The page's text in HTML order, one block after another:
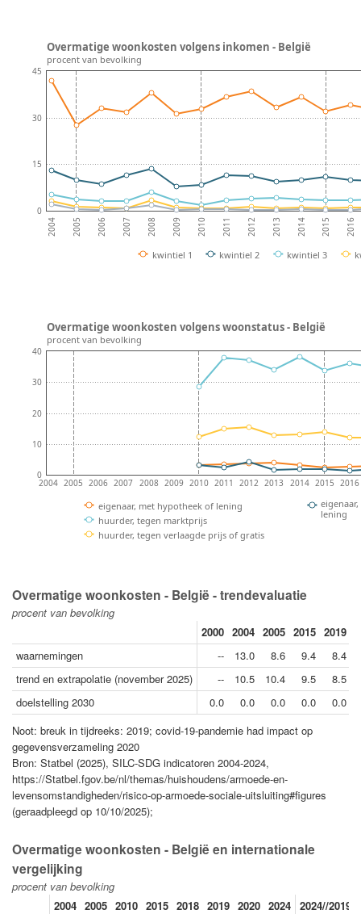
2004 2005 2006 2007 2008 2009 2010 2011 2012 2013 2014 2015 2016
0
15
30
45
kwintiel 1 kwintiel 2 kwintiel 3
Overmatige woonkosten volgens inkomen - België
procent van bevolking
2004 2005 2006 2007 2008 2009 2010 2011 2012 2013 2014 2015 2016
0
10
20
30
40
eigenaar, met hypotheek of lening
lening
huurder, tegen marktprijs
huurder, tegen verlaagde prijs of gratis
Overmatige woonkosten volgens woonstatus - België
procent van bevolking
Overmatige woonkosten - België - trendevaluatie
procent van bevolking
2000 2004 2005 2015 2019
waarnemingen
-- 13.0 8.6 9.4
8.4
trend en extrapolatie (november 2025)
-- 10.5 10.4 9.5
8.5
doelstelling 2030
0.0 0.0 0.0 0.0
0.0
Noot: breuk in tijdreeks: 2019; covid-19-pandemie had impact op
gegevensverzameling 2020
Bron: Statbel (2025), SILC-SDG indicatoren 2004-2024,
https://Statbel.fgov.be/nl/themas/huishoudens/armoede-en-
levensomstandigheden/risico-op-armoede-sociale-uitsluiting#figures
(geraadpleegd op 10/10/2025);
Overmatige woonkosten - België en internationale
vergelijking
procent van bevolking
2004 2005 2010 2015 2018 2019 2020 2024 2024//2019